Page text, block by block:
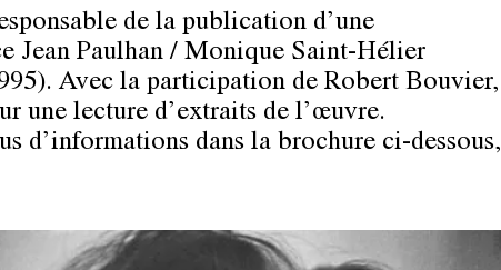
de la publication d’une
Jean Paulhan / Monique Saint-Hélier
Avec la participation de Robert Bouvier,
une lecture d’extraits de l’œuvre.
d’informations dans la brochure ci-dessous,